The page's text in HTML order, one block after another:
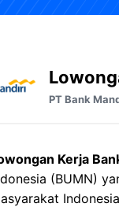
PT Bank
Kerja
(BUMN)